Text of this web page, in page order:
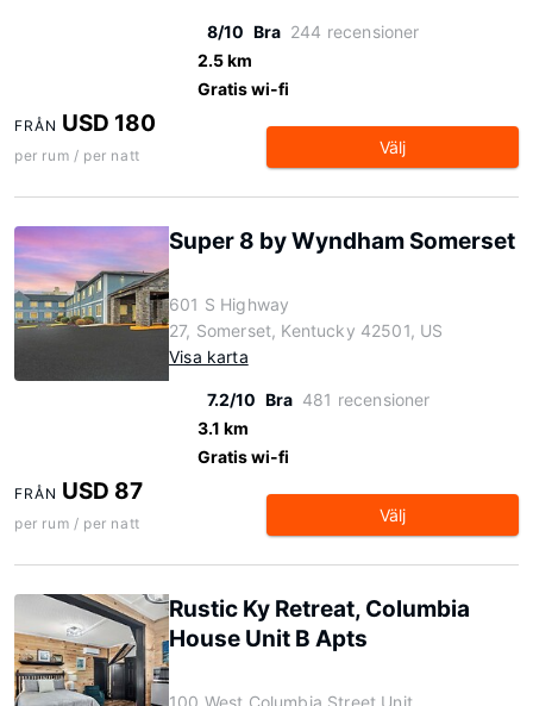
8/10 Bra 244 recensioner
2.5 km
Gratis wi-fi
FRÅN USD 180
per rum / per natt Välj
Super 8 by Wyndham Somerset
601 S Highway
27, Somerset, Kentucky 42501, US
Visa karta
7.2/10 Bra 481 recensioner
3.1 km
Gratis wi-fi
FRÅN USD 87
per rum / per natt Välj
Rustic Ky Retreat, Columbia
House Unit B Apts
100 West Columbia Street Unit